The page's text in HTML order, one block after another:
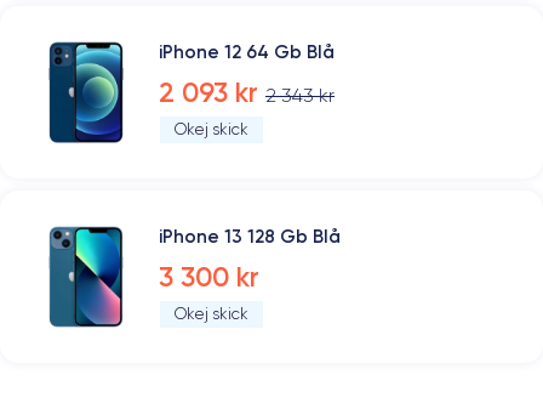
iPhone 12 64 Gb Blå
2 093 kr 2 343 kr
Okej skick
iPhone 13 128 Gb Blå
3 300 kr
Okej skick